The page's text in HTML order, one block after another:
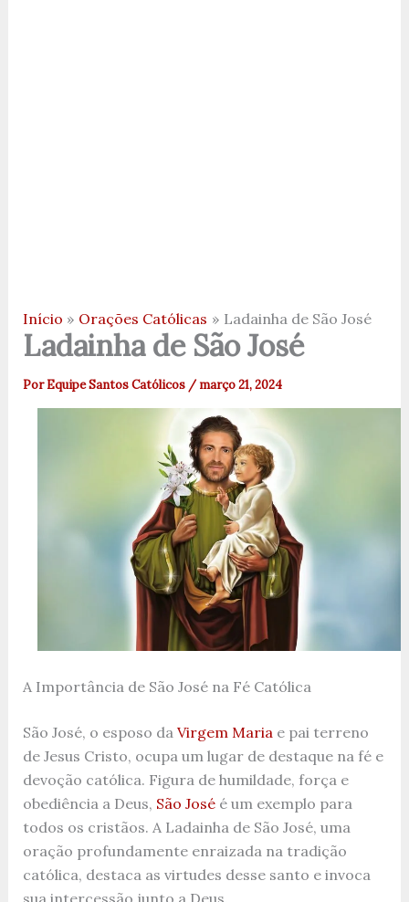
Início Orações Católicas Ladainha de São José
Ladainha de São José
PorEquipe Santos Católicos / março 21, 2024
A Importância de São José na Fé Católica
São José, o esposo da Virgem Maria e pai terreno
de Jesus Cristo, ocupa um lugar de destaque na fé e
devoção católica. Figura de humildade, força e
obediência a Deus, São Joséé um exemplo para
todos os cristãos. A Ladainha de São José, uma
oração profundamente enraizada na tradição
católica, destaca as virtudes desse santo e invoca
sua intercessão junto a Deus.